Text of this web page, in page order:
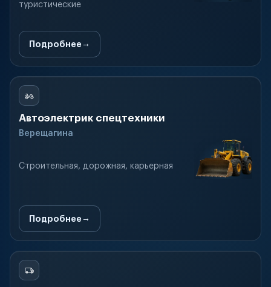
туристические
Подробнее
Автоэлектрик спецтехники
Верещагина
Строительная, дорожная, карьерная
Подробнее